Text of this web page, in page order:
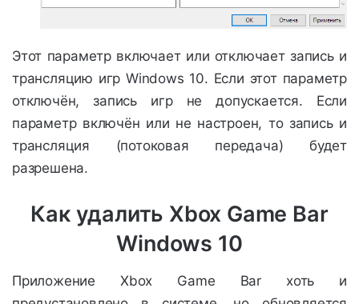
Этот параметр включает или отключает запись и
трансляцию игр Windows 10. Если этот параметр
отключён, запись игр не допускается. Если
параметр включён или не настроен, то запись и
трансляция (потоковая передача) будет
разрешена.
Как удалить Xbox Game Bar
Windows 10
Приложение Xbox Game Bar хоть и